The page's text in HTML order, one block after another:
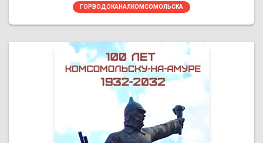
ГОРВОДОКАНАЛКОМСОМОЛЬСКА